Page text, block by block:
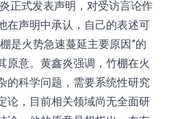
正式发表声明，对受访言论作
在声明中承认，自己的表述可
是火势急速蔓延主要原因”的
原意。黄鑫炎强调，竹棚在火
的科学问题，需要系统性研究
论，目前相关领域尚无全面研